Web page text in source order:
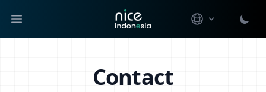
Open main menu
Contact